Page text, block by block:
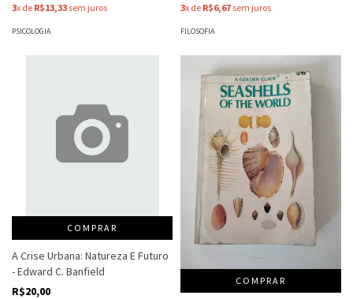
3x de R$13,33 sem juros
PSICOLOGIA
3x de R$6,67 sem juros
FILOSOFIA
COMPRAR
A Crise Urbana: Natureza E Futuro
- Edward C. Banfield
R$20,00
COMPRAR